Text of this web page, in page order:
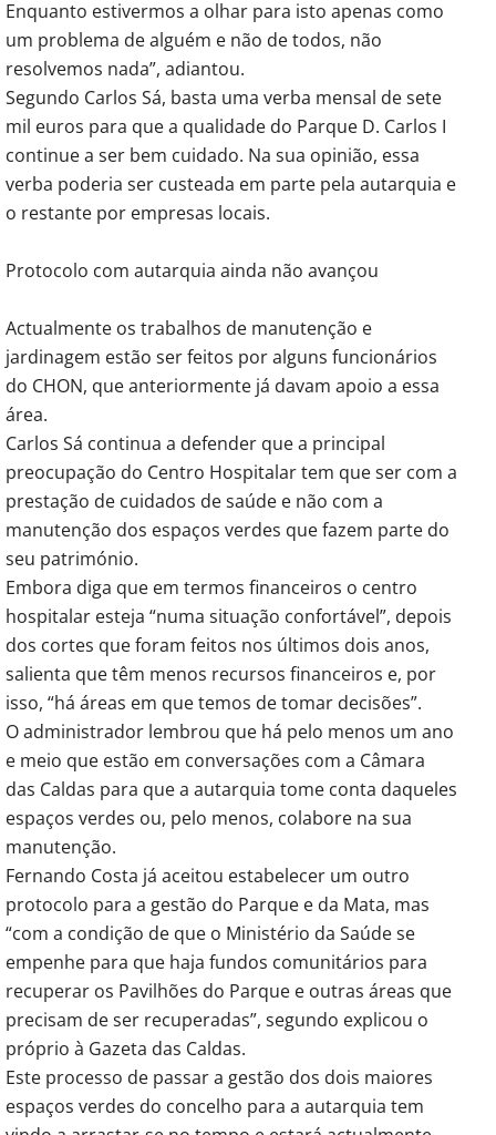
Enquanto estivermos a olhar para isto apenas como
um problema de alguém e não de todos, não
resolvemos nada”, adiantou.
Segundo Carlos Sá, basta uma verba mensal de sete
mil euros para que a qualidade do Parque D. Carlos I
continue a ser bem cuidado. Na sua opinião, essa
verba poderia ser custeada em parte pela autarquia e
o restante por empresas locais.
Protocolo com autarquia ainda não avançou
Actualmente os trabalhos de manutenção e
jardinagem estão ser feitos por alguns funcionários
do CHON, que anteriormente já davam apoio a essa
área.
Carlos Sá continua a defender que a principal
preocupação do Centro Hospitalar tem que ser com a
prestação de cuidados de saúde e não com a
manutenção dos espaços verdes que fazem parte do
seu património.
Embora diga que em termos financeiros o centro
hospitalar esteja “numa situação confortável”, depois
dos cortes que foram feitos nos últimos dois anos,
salienta que têm menos recursos financeiros e, por
isso, “há áreas em que temos de tomar decisões”.
O administrador lembrou que há pelo menos um ano
e meio que estão em conversações com a Câmara
das Caldas para que a autarquia tome conta daqueles
espaços verdes ou, pelo menos, colabore na sua
manutenção.
Fernando Costa já aceitou estabelecer um outro
protocolo para a gestão do Parque e da Mata, mas
“com a condição de que o Ministério da Saúde se
empenhe para que haja fundos comunitários para
recuperar os Pavilhões do Parque e outras áreas que
precisam de ser recuperadas”, segundo explicou o
próprio à Gazeta das Caldas.
Este processo de passar a gestão dos dois maiores
espaços verdes do concelho para a autarquia tem